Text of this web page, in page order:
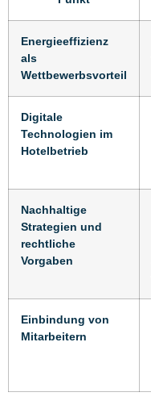
Energieeffizienz
als
Wettbewerbsvorteil
Digitale
Technologien im
Hotelbetrieb
Nachhaltige
Strategien und
rechtliche
Vorgaben
Einbindung von
Mitarbeitern